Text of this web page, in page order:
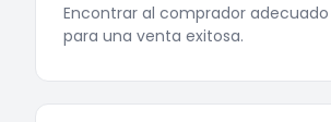
Encontrar al comprador
para una venta exitosa.